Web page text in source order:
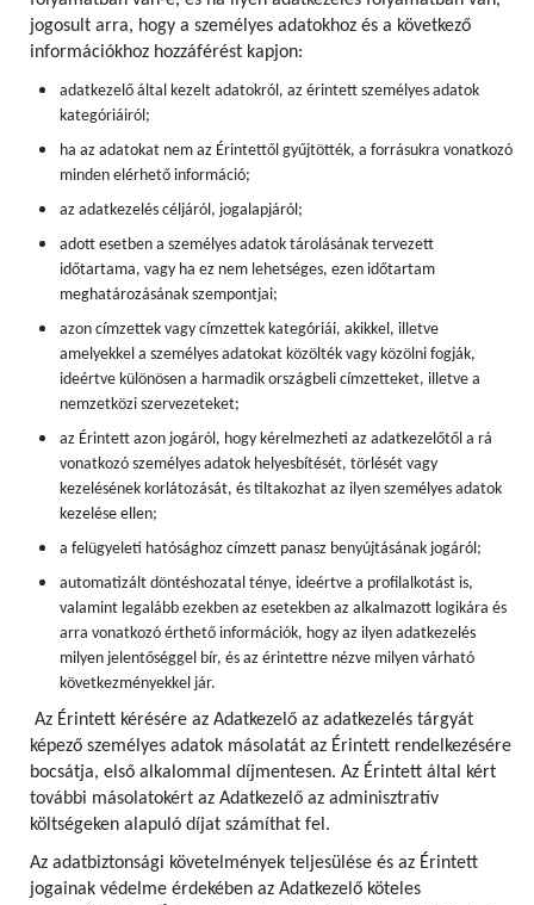
jogosult arra, hogy a személyes adatokhoz és a következő
információkhoz hozzáférést kapjon:
adatkezelő által kezelt adatokról, az érintett személyes adatok
kategóriáiról;
ha az adatokat nem az Érintettől gyűjtötték, a forrásukra vonatkozó
minden elérhető információ;
az adatkezelés céljáról, jogalapjáról;
adott esetben a személyes adatok tárolásának tervezett
időtartama, vagy ha ez nem lehetséges, ezen időtartam
meghatározásának szempontjai;
azon címzettek vagy címzettek kategóriái, akikkel, illetve
amelyekkel a személyes adatokat közölték vagy közölni fogják,
ideértve különösen a harmadik országbeli címzetteket, illetve a
nemzetközi szervezeteket;
az Érintett azon jogáról, hogy kérelmezheti az adatkezelőtől a rá
vonatkozó személyes adatok helyesbítését, törlését vagy
kezelésének korlátozását, és tiltakozhat az ilyen személyes adatok
kezelése ellen;
a felügyeleti hatósághoz címzett panasz benyújtásának jogáról;
automatizált döntéshozatal ténye, ideértve a profilalkotást is,
valamint legalább ezekben az esetekben az alkalmazott logikára és
arra vonatkozó érthető információk, hogy az ilyen adatkezelés
milyen jelentőséggel bír, és az érintettre nézve milyen várható
következményekkel jár.
Az Érintett kérésére az Adatkezelő az adatkezelés tárgyát
képező személyes adatok másolatát az Érintett rendelkezésére
bocsátja, első alkalommal díjmentesen. Az Érintett által kért
további másolatokért az Adatkezelő az adminisztratív
költségeken alapuló díjat számíthat fel.
Az adatbiztonsági követelmények teljesülése és az Érintett
jogainak védelme érdekében az Adatkezelő köteles